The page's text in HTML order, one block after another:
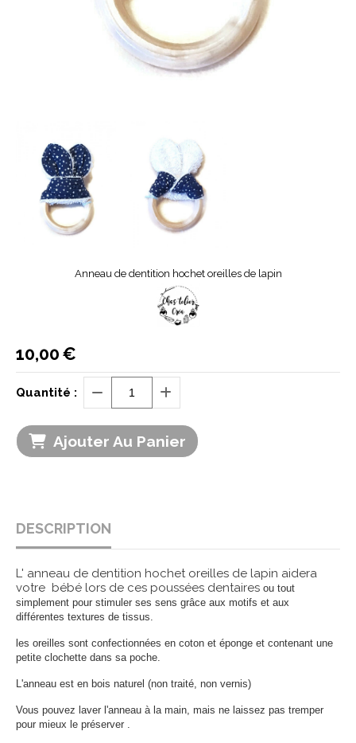
Anneau de dentition hochet oreilles de lapin
10,00€
Quantité :
Ajouter Au Panier
DESCRIPTION
L' anneau de dentition hochet oreilles de lapin aidera
votre bébé lors de ces poussées dentaires ou tout
simplement pour stimuler ses sens grâce aux motifs et aux
différentes textures de tissus.
les oreilles sont confectionnées en coton et éponge et contenant une
petite clochette dans sa poche.
L'anneau est en bois naturel (non traité, non vernis)
Vous pouvez laver l'anneau à la main, mais ne laissez pas tremper
pour mieux le préserver .